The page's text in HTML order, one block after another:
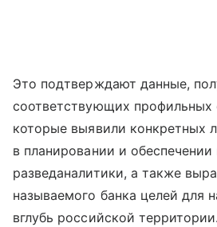
Это подтверждают данные,
соответствующих профильных
которые выявили конкретных
в планировании и обеспечении
разведаналитики, а также
называемого банка целей для
вглубь российской территории.